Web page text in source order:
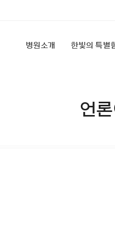
병원소개 한빛의 특별
언